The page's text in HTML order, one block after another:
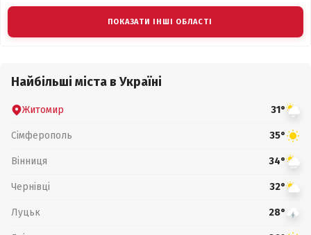
ПОКАЗАТИ ІНШІ ОБЛАСТІ
Найбільші міста в Україні
Житомир 31°
Сімферополь 35°
Вінниця 34°
Чернівці 32°
Луцьк 28°